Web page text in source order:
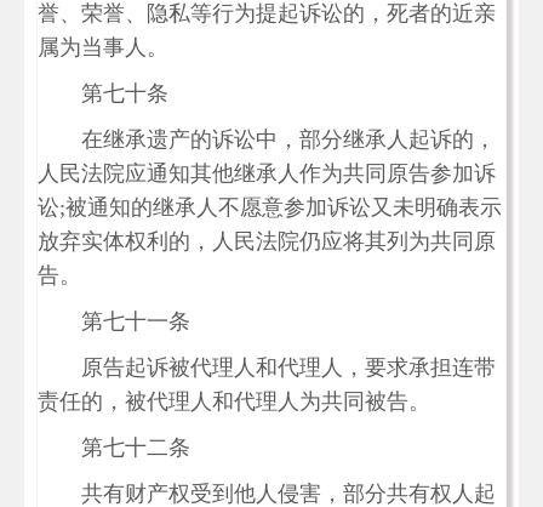
誉、荣誉、隐私等行为提起诉讼的，死者的近亲
属为当事人。
第七十条
在继承遗产的诉讼中，部分继承人起诉的，
人民法院应通知其他继承人作为共同原告参加诉
讼;被通知的继承人不愿意参加诉讼又未明确表示
放弃实体权利的，人民法院仍应将其列为共同原
告。
第七十一条
原告起诉被代理人和代理人，要求承担连带
责任的，被代理人和代理人为共同被告。
第七十二条
共有财产权受到他人侵害，部分共有权人起